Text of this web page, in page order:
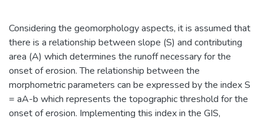
Considering the geomorphology aspects, it is assumed that
there is a relationship between slope (S) and contributing
area (A) which determines the runoff necessary for the
onset of erosion. The relationship between the
morphometric parameters can be expressed by the index S
= aA-b which represents the topographic threshold for the
onset of erosion. Implementing this index in the GIS,